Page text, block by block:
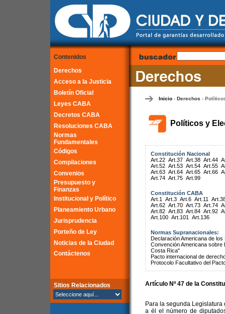
Contenidos
Derechos
Acceso a la Justicia
Boletín Oficial
Leyes CABA
Decretos CABA
Resoluciones CABA
Normas
Fundamentales
Códigos
Compilaciones
Convenios
Presupuesto y
Finanzas
Institucional y Político
Planeamiento Urbano
Jurisprudencia
Porteño de Ley
Noticias de la Ciudad
Contáctenos
Sitios Relacionados
Inicio- Derechos -
Políticos y
Constitución Nacional
Art.22 Art.37 Art.38 Art.44
Art.52 Art.53 Art.54 Art.55
Art.63 Art.64 Art.65 Art.66
Art.74 Art.75 Art.99
Constitución CABA
Art.1
Art.3 Art.6 Art.11
Art.62 Art.70 Art.73 Art.74
Art.82 Art.83 Art.84 Art.92
Art.100 Art.101 Art.136
Normas Supranacionales:
Declaración Americana de
Convención Americana
Costa Rica"
Pacto internacional de
Protocolo Facultativo del
Artículo Nº 47 de la
Para la segunda
a él el número de